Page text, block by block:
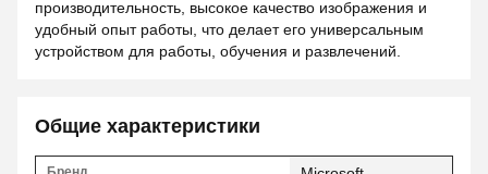
производительность, высокое качество изображения и
удобный опыт работы, что делает его универсальным
устройством для работы, обучения и развлечений.
Общие характеристики